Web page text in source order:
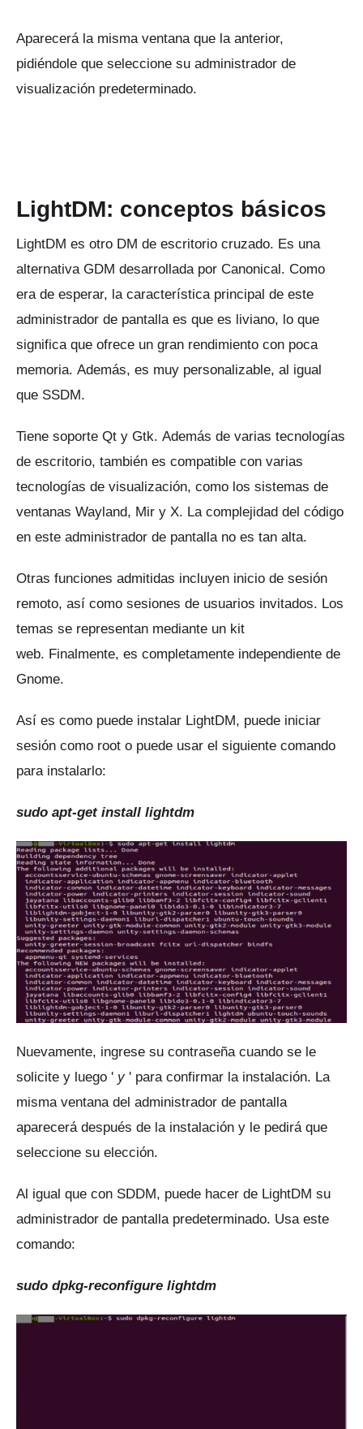
Aparecerá la misma ventana que la anterior,
pidiéndole que seleccione su administrador de
visualización predeterminado.
LightDM: conceptos básicos
LightDM es otro DM de escritorio cruzado. Es una
alternativa GDM desarrollada por Canonical. Como
era de esperar, la característica principal de este
administrador de pantalla es que es liviano, lo que
significa que ofrece un gran rendimiento con poca
memoria. Además, es muy personalizable, al igual
que SSDM.
Tiene soporte Qt y Gtk. Además de varias tecnologías
de escritorio, también es compatible con varias
tecnologías de visualización, como los sistemas de
ventanas Wayland, Mir y X. La complejidad del código
en este administrador de pantalla no es tan alta.
Otras funciones admitidas incluyen inicio de sesión
remoto, así como sesiones de usuarios invitados. Los
temas se representan mediante un kit
web. Finalmente, es completamente independiente de
Gnome.
Así es como puede instalar LightDM, puede iniciar
sesión como root o puede usar el siguiente comando
para instalarlo:
sudo apt-get install lightdm
Nuevamente, ingrese su contraseña cuando se le
solicite y luego ' y' para confirmar la instalación. La
misma ventana del administrador de pantalla
aparecerá después de la instalación y le pedirá que
seleccione su elección.
Al igual que con SDDM, puede hacer de LightDM su
administrador de pantalla predeterminado. Usa este
comando:
sudo dpkg-reconfigure lightdm